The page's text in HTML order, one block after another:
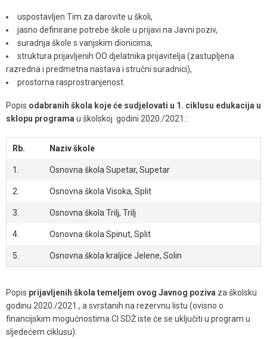
uspostavljen Tim za darovite u školi,
jasno definirane potrebe škole u prijavi na Javni poziv,
suradnja škole s vanjskim dionicima,
struktura prijavljenih OO djelatnika prijavitelja (zastupljena
razredna i predmetna nastava i stručni suradnici),
prostorna rasprostranjenost.
Popis odabranih škola koje će sudjelovati u 1. ciklusu edukacija u
sklopu programa u školskoj godini 2020./2021.:
Rb. Naziv škole
1. Osnovna škola Supetar, Supetar
2. Osnovna škola Visoka, Split
3. Osnovna škola Trilj, Trilj
4. Osnovna škola Spinut, Split
5. Osnovna škola kraljice Jelene, Solin
Popis prijavljenih škola temeljem ovog Javnog poziva za školsku
godinu 2020./2021., a svrstanih na rezervnu listu (ovisno o
financijskim mogućnostima CI SDŽ iste će se uključiti u program u
sljedećem ciklusu):